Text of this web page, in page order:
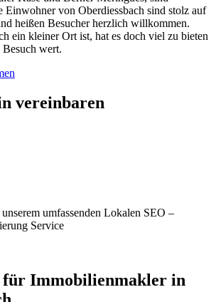
Einwohner von Oberdiessbach sind stolz auf
heißen Besucher herzlich willkommen.
ein kleiner Ort ist, hat es doch viel zu bieten
wert.
vereinbaren
umfassenden Lokalen SEO –
Service
für Immobilienmakler in